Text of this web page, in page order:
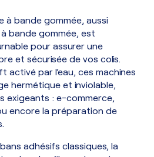
votre image de
la traçabilité de
à bande gommée, aussi
bande gommée, est
pour assurer une
et sécurisée de vos colis.
activé par l’eau, ces machines
hermétique et inviolable,
exigeants : e-commerce,
encore la préparation de
adhésifs classiques, la